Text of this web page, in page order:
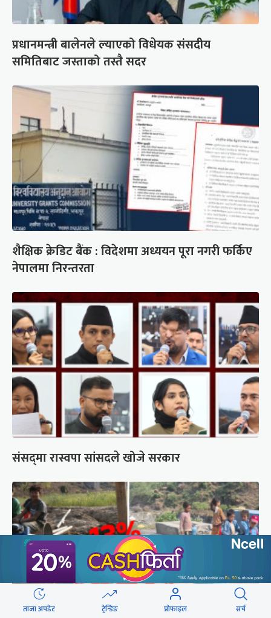
प्रधानमन्त्री बालेनले ल्याएको विधेयक संसदीय
समितिबाट जस्ताको तस्तै सदर
शैक्षिक क्रेडिट बैंक : विदेशमा अध्ययन पूरा नगरी फर्किए
नेपालमा निरन्तरता
संसद्‍मा रास्वपा सांसदले खोजे सरकार
ताजा अपडेट ट्रेन्डिङ प्रोफाइल सर्च